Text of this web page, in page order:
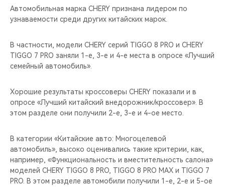
Автомобильная марка CHERY признана лидером по
узнаваемости среди других китайских марок.
В частности, модели CHERY серий TIGGO 8 PRO и CHERY
TIGGO 7 PRO заняли 1-е, 3-е и 4-е места в опросе «Лучший
семейный автомобиль».
Хорошие результаты кроссоверы CHERY показали и в
опросе «Лучший китайский внедорожник/кроссовер». В
этом разделе они получили 2-e, 3-e и 4-ое место.
В категории «Китайские авто: Многоцелевой
автомобиль», высоко оценивались такие критерии, как,
например, «Функциональность и вместительность салона»
моделей CHERY TIGGO 8 PRO, TIGGO 8 PRO MAX и TIGGO 7
PRO. В этом разделе автомобили получили 1-e, 2-e и 5-ое